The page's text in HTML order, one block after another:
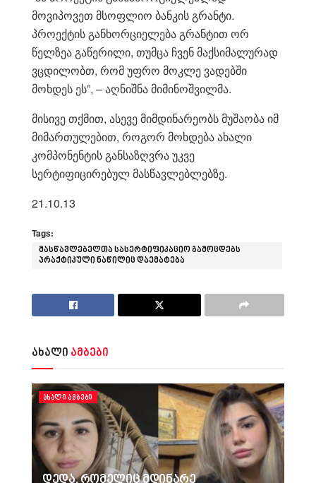
მოვიპოვეთ მსოფლიო ბანკის გრანტი.
პროექტის განხორციელება გრანტით ორ
წელზეა გაწერილი, თუმცა ჩვენ მაქსიმალურად
ვცდილობთ, რომ უფრო მოკლე ვადებში
მოხდეს ეს”, – აღნიშნა მიმინოშვილმა.
მისივე თქმით, ასევე მიმდინარეობს მუშაობა იმ
მიმართულებით, როგორ მოხდება ახალი
კომპონენტის განსაზღვრა უკვე
სერტიფიცირებულ მასწავლებლებზე.
21.10.13
Tags:
მასწავლებელთა სასერტიფიკაციო გამოცდებს
პრაქტიკული ნაწილიც დაემატება
ახალი ამბები
ᲐᲮᲐᲚᲘ ᲐᲛᲑᲔᲑᲘ